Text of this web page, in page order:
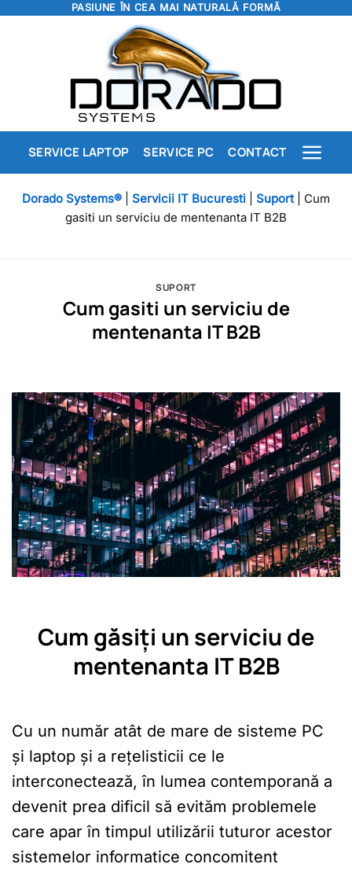
PASIUNE ÎN CEA MAI NATURALĂ FORMĂ
SERVICE LAPTOP SERVICE PC CONTACT
Dorado Systems® Servicii IT Bucuresti Suport| Cum
gasiti un serviciu de mentenanta IT B2B
SUPORT
Cum gasiti un serviciu de
mentenanta IT B2B
Cum găsiți un serviciu de
mentenanta IT B2B
Cu un număr atât de mare de sisteme PC
și laptop și a rețelisticii ce le
interconectează, în lumea contemporană a
devenit prea dificil să evităm problemele
care apar în timpul utilizării tuturor acestor
sistemelor informatice concomitent